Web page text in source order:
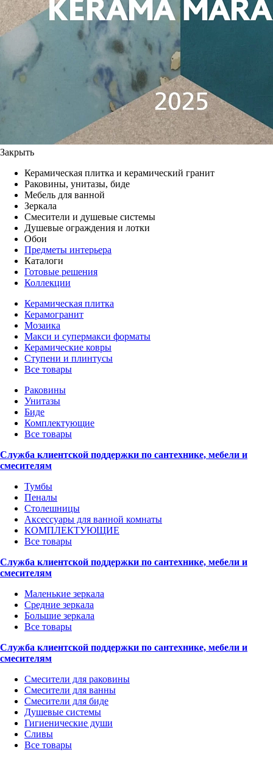
Закрыть
Керамическая плитка и керамический гранит
Раковины, унитазы, биде
Мебель для ванной
Зеркала
Смесители и душевые системы
Душевые ограждения и лотки
Обои
Предметы интерьера
Каталоги
Готовые решения
Коллекции
Керамическая плитка
Керамогранит
Мозаика
Макси и супермакси форматы
Керамические ковры
Ступени и плинтусы
Все товары
Раковины
Унитазы
Биде
Комплектующие
Все товары
Служба клиентской поддержки по сантехнике, мебели и
смесителям
Тумбы
Пеналы
Столешницы
Аксессуары для ванной комнаты
КОМПЛЕКТУЮЩИЕ
Все товары
Служба клиентской поддержки по сантехнике, мебели и
смесителям
Маленькие зеркала
Средние зеркала
Большие зеркала
Все товары
Служба клиентской поддержки по сантехнике, мебели и
смесителям
Смесители для раковины
Смесители для ванны
Смесители для биде
Душевые системы
Гигиенические души
Сливы
Все товары